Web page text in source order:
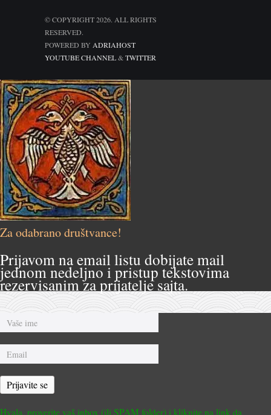
© COPYRIGHT 2026. ALL RIGHTS
RESERVED.
POWERED BY ADRIAHOST
YOUTUBE CHANNEL& TWITTER
Za odabrano društvance!
Prijavom na email listu dobijate mail
jednom nedeljno i pristup tekstovima
rezervisanim za prijatelje sajta.
Prijavite se
Hvala, proverite vaš inbox (ili SPAM folder) i kliknite na link da